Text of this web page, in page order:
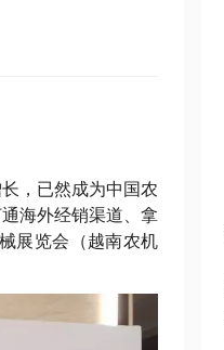
，已然成为中国农
海外经销渠道、拿
展览会（越南农机